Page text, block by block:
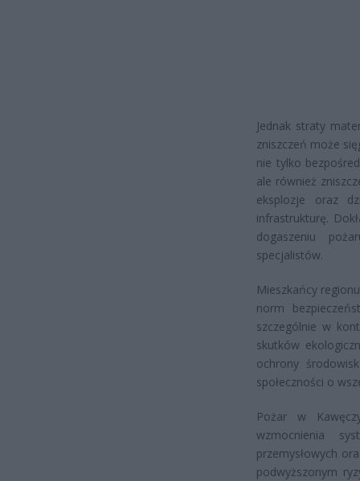
Jednak straty
zniszczeń może
nie tylko
ale również
eksplozje oraz
infrastrukturę.
dogaszeniu
specjalistów.
Mieszkańcy
norm
szczególnie w
skutków
ochrony
społeczności o
Pożar w
wzmocnienia
przemysłowych
podwyższonym